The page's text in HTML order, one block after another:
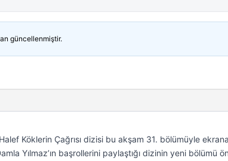
güncellenmiştir.
Köklerin Çağrısı dizisi bu akşam 31. bölümüyle ekrana
Yılmaz’ın başrollerini paylaştığı dizinin yeni bölümü